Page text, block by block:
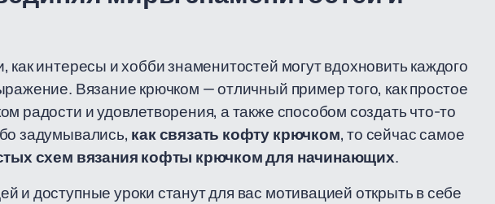
интересы и хобби знаменитостей могут вдохновить каждого
Вязание крючком — отличный пример того, как простое
радости и удовлетворения, а также способом создать что-то
задумывались, как связать кофту крючком, то сейчас самое
схем вязания кофты крючком для начинающих.
и доступные уроки станут для вас мотивацией открыть в себе